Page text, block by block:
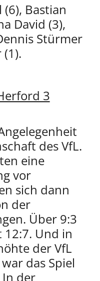
Bastian
David (3),
Stürmer
3
des VfL.
eine
vor
sich dann
der
Über 9:3
12:7. Und in
der VfL
das Spiel
der